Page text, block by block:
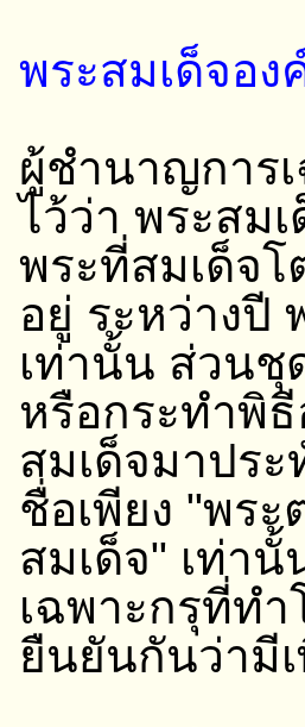
พระสมเด็จอง
ผู้ชำนาญการเ
ไว้ว่า พระสม
พระที่สมเด็จ
อยู่ ระหว่าง
เท่านั้น ส่วนชุ
หรือกระทำพิ
สมเด็จมาประ
ชื่อเพียง "พร
สมเด็จ" เท่านั้
เฉพาะกรุที่ท
ยืนยันกันว่ามี